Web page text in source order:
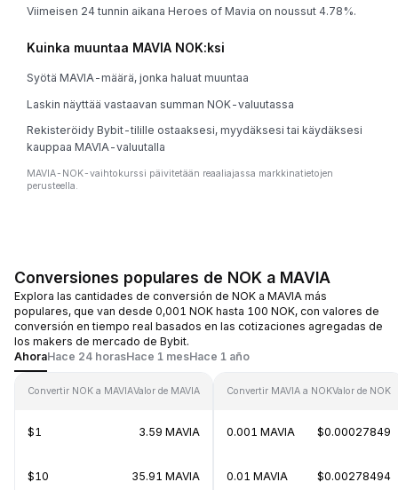
Viimeisen 24 tunnin aikana Heroes of Mavia on noussut 4.78%.
Kuinka muuntaa MAVIA NOK:ksi
Syötä MAVIA-määrä, jonka haluat muuntaa
Laskin näyttää vastaavan summan NOK-valuutassa
Rekisteröidy Bybit-tilille ostaaksesi, myydäksesi tai käydäksesi
kauppaa MAVIA-valuutalla
MAVIA-NOK-vaihtokurssi päivitetään reaaliajassa markkinatietojen
perusteella.
Conversiones populares de NOK a MAVIA
Explora las cantidades de conversión de NOK a MAVIA más
populares, que van desde 0,001 NOK hasta 100 NOK, con valores de
conversión en tiempo real basados en las cotizaciones agregadas de
los makers de mercado de Bybit.
AhoraHace 24 horasHace 1 mesHace 1 año
Convertir NOK a MAVIAValor de MAVIA
$1 3.59 MAVIA
$10 35.91 MAVIA
Convertir MAVIA a NOKValor de NOK
0.001 MAVIA $0.00027849
0.01 MAVIA $0.00278494